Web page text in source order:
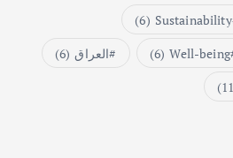
Sustainability
(6)
Well-being
(6) العراق (6)